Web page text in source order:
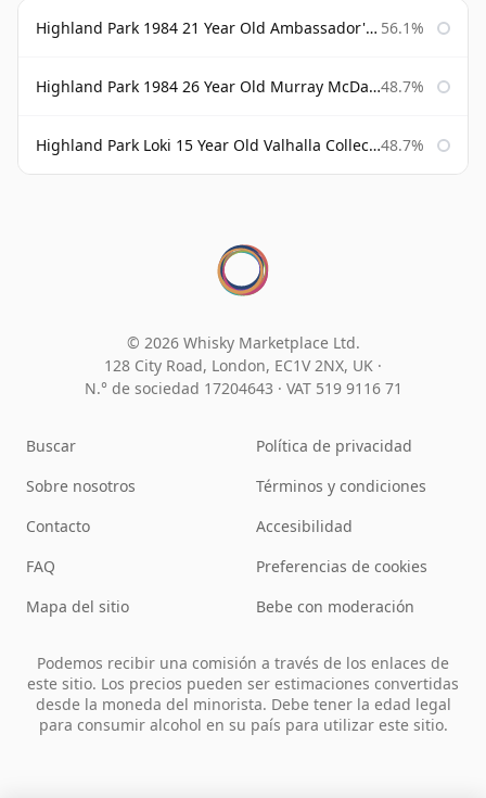
Highland Park 1984 21 Year Old Ambassador's Cask 56.1%
Highland Park 1984 26 Year Old Murray McDavid 48.7%
Highland Park Loki 15 Year Old Valhalla Collection 48.7%
© 2026 Whisky Marketplace Ltd.
128 City Road, London, EC1V 2NX, UK ·
N.° de sociedad 17204643 · VAT 519 9116 71
Buscar
Sobre nosotros
Contacto
FAQ
Mapa del sitio
Política de privacidad
Términos y condiciones
Accesibilidad
Preferencias de cookies
Bebe con moderación
Podemos recibir una comisión a través de los enlaces de
este sitio. Los precios pueden ser estimaciones convertidas
desde la moneda del minorista. Debe tener la edad legal
para consumir alcohol en su país para utilizar este sitio.